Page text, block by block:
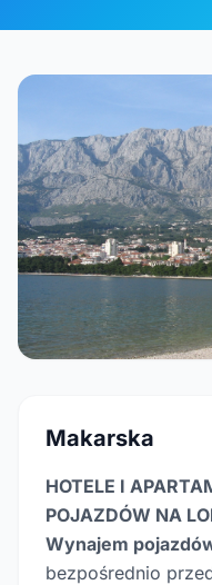
Makarska
HOTELE I
POJAZDÓW NA
Wynajem
bezpośrednio